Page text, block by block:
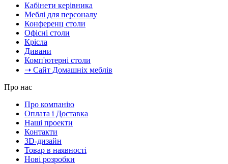
Кабінети керівника
Меблі для персоналу
Конференц столи
Офісні столи
Крісла
Дивани
Комп'ютерні столи
➝ Сайт Домашніх меблів
Про нас
Про компанію
Оплата і Доставка
Наші проекти
Контакти
3D-дизайн
Товар в наявності
Нові розробки